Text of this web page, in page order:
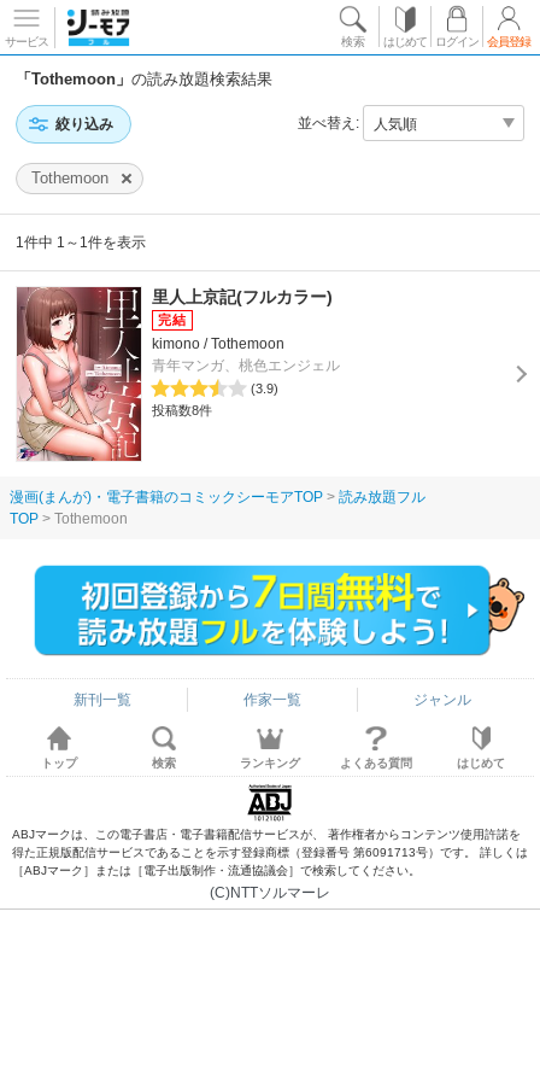
サービス 検索 はじめて ログイン 会員登録
「Tothemoon」の読み放題検索結果
絞り込み 並べ替え:
Tothemoon
1件中 1～1件を表示
里人上京記(フルカラー)
kimono / Tothemoon
青年マンガ、桃色エンジェル
(3.9)
投稿数8件
漫画(まんが)・電子書籍のコミックシーモアTOP
読み放題フル
TOP
Tothemoon
新刊一覧 作家一覧 ジャンル
トップ 検索 ランキング よくある質問 はじめて
ABJマークは、この電子書店・電子書籍配信サービスが、 著作権者からコンテンツ使用許諾を
得た正規版配信サービスであることを示す登録商標（登録番号 第6091713号）です。 詳しくは
［ABJマーク］または［電子出版制作・流通協議会］で検索してください。
(C)NTTソルマーレ